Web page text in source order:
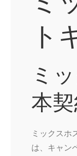
ト
ミ
本
ミックスホ
は、キャン